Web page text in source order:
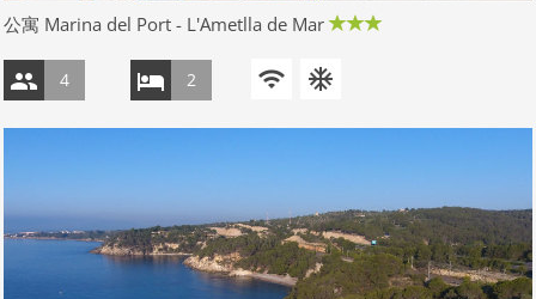
公寓 Marina del Port - L'Ametlla de Mar
4 2